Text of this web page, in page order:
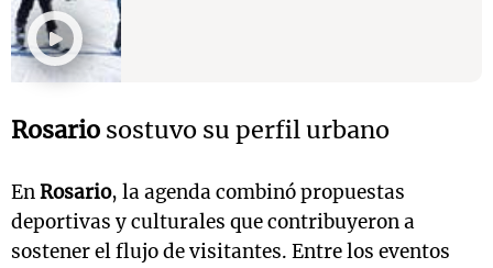
Rosario sostuvo su perfil urbano
EnRosario, la agenda combinó propuestas
deportivas y culturales que contribuyeron a
sostener el flujo de visitantes. Entre los eventos